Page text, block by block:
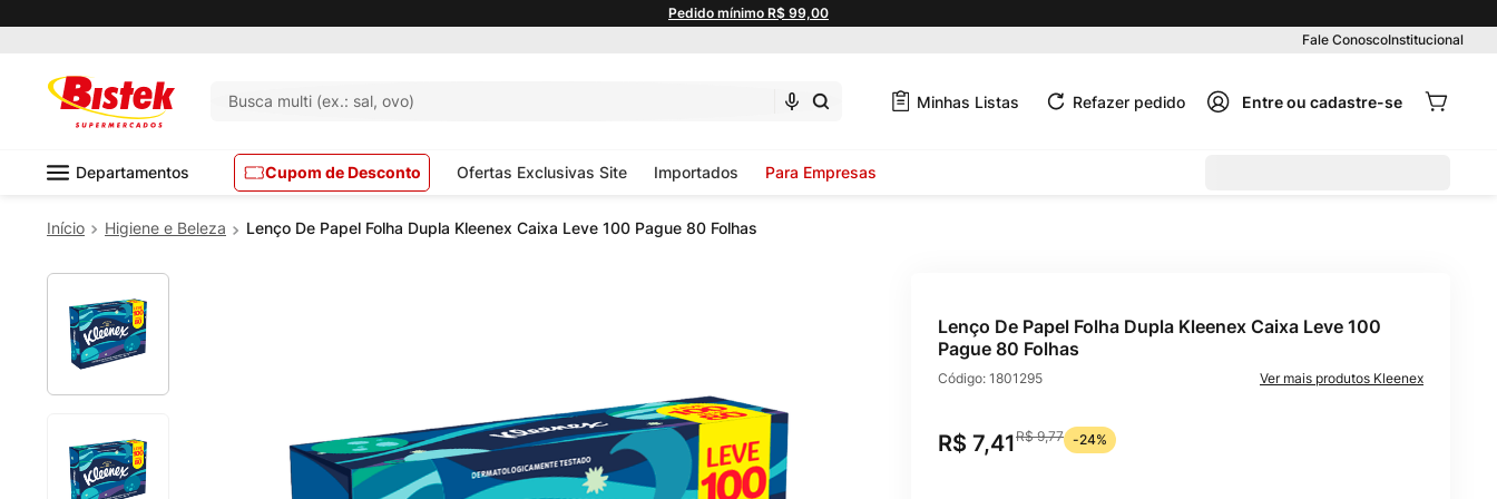
Pedido mínimo R$ 99,00
Fale ConoscoInstitucional
Busca multi (ex.: sal, ovo) Minhas Listas Refazer pedido
Departamentos Cupom de Desconto Ofertas Exclusivas Site Importados Para Empresas
Higiene e Beleza Lenço De Papel Folha Dupla Kleenex Caixa Leve 100 Pague 80 Folhas
Lenço De Papel Folha Dupla Kleenex Caixa Leve 100
Pague 80 Folhas
Código: 1801295 Kleenex
R$ 7,41R$ 9,77 -24%